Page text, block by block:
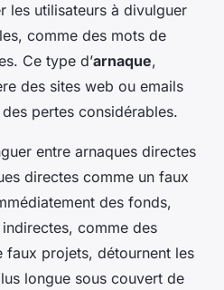
les utilisateurs à divulguer
comme des mots de
Ce type d’arnaque,
des sites web ou emails
pertes considérables.
entre arnaques directes
directes comme un faux
des fonds,
comme des
faux projets, détournent les
longue sous couvert de